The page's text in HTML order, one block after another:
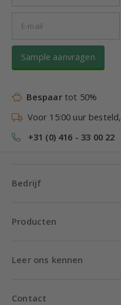
Sample aanvragen
Bespaartot 50%
Voor 15:00 uur besteld,
+31 (0) 416 - 33 00 22
Bedrijf
Producten
Leer ons kennen
Contact